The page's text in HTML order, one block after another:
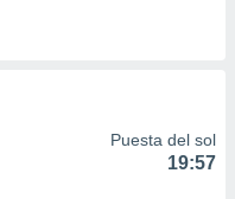
Puesta del sol
19:57